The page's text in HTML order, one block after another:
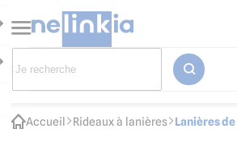
Accueil Rideaux à lanières Lanières